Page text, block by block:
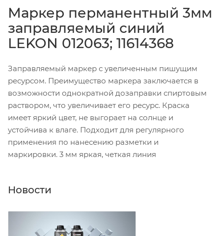
Маркер перманентный 3мм
заправляемый синий
LEKON 012063; 11614368
Заправляемый маркер с увеличенным пишущим
ресурсом. Преимущество маркера заключается в
возможности однократной дозаправки спиртовым
раствором, что увеличивает его ресурс. Краска
имеет яркий цвет, не выгорает на солнце и
устойчива к влаге. Подходит для регулярного
применения по нанесению разметки и
маркировки. 3 мм яркая, четкая линия
Новости